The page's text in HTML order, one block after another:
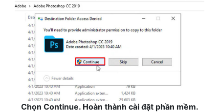
Chọn Continue. Hoàn thành cài đặt phần mềm.